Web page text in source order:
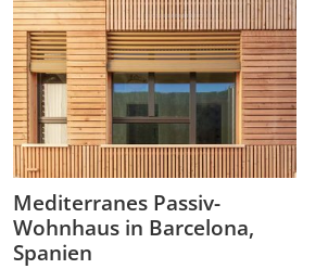
Mediterranes Passiv-
Wohnhaus in Barcelona,
Spanien